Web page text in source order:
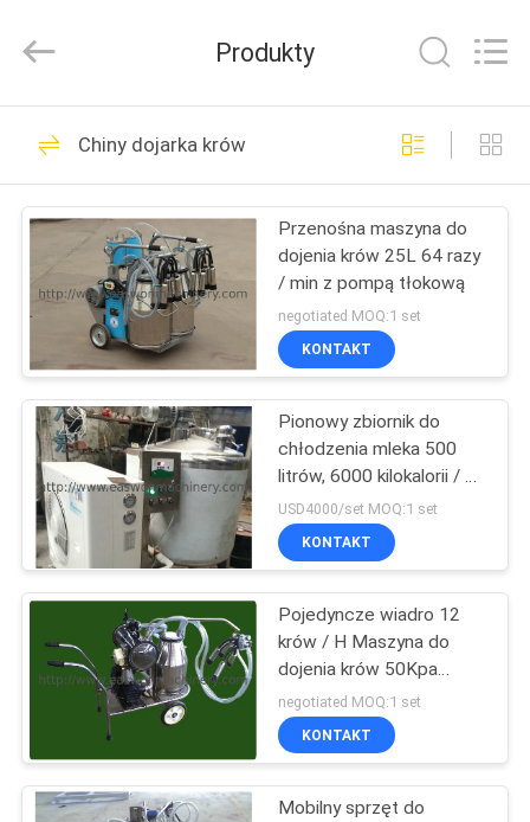
DOM
PRODUKTY
NAS
WYCIECZKA
PO
FABRYCE
KONTROLA
JAKOŚCI
SKONTAKTUJ
NAMI
Export
All
Reserved.
Piła taśmowa do
drewna
48
Grubościówka do
drewna
29
Okleiniarka do
drewna
Produkty
Chiny dojarka krów
Przenośna maszyna do
dojenia krów 25L 64 razy
/ min z pompą tłokową
negotiated MOQ:1 set
KONTAKT
Pionowy zbiornik do
chłodzenia mleka 500
litrów, 6000 kilokalorii / h
Zbiornik do
przechowywania
surowego mleka
USD4000/set MOQ:1 set
KONTAKT
Pojedyncze wiadro 12
krów / H Maszyna do
dojenia krów 50Kpa
elektryczna dla krów
negotiated MOQ:1 set
KONTAKT
Mobilny sprzęt do